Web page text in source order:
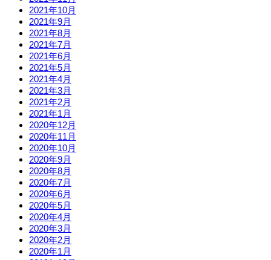
2021年10月
2021年9月
2021年8月
2021年7月
2021年6月
2021年5月
2021年4月
2021年3月
2021年2月
2021年1月
2020年12月
2020年11月
2020年10月
2020年9月
2020年8月
2020年7月
2020年6月
2020年5月
2020年4月
2020年3月
2020年2月
2020年1月